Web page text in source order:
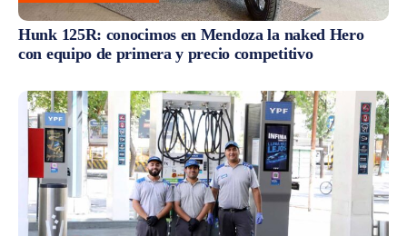
Hunk 125R: conocimos en Mendoza la naked Hero
con equipo de primera y precio competitivo